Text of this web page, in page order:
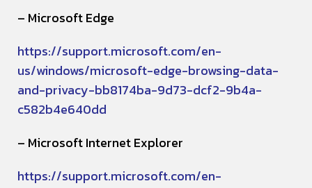
– Microsoft Edge
https://support.microsoft.com/en-
us/windows/microsoft-edge-browsing-data-
and-privacy-bb8174ba-9d73-dcf2-9b4a-
c582b4e640dd
– Microsoft Internet Explorer
https://support.microsoft.com/en-